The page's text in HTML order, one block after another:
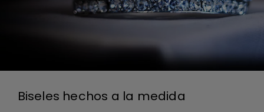
Biseles hechos a la medida